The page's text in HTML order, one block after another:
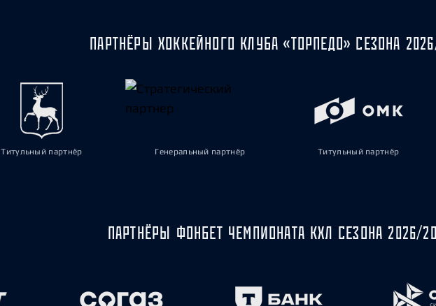
ПАРТНЁРЫ ХОККЕЙНОГО КЛУБА «ТОРПЕДО» СЕЗОНА
Титульный партнёр Генеральный партнёр Титульный партнёр
ПАРТНЁРЫ ФОНБЕТ ЧЕМПИОНАТА КХЛ СЕЗОНА 2026/